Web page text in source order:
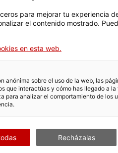
para mejorar tu experiencia
el contenido mostrado.
en esta web.
anónima sobre el uso de la web, las
que interactúas y cómo has llegado a la
para analizar el comportamiento de los
Recházalas